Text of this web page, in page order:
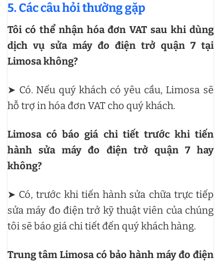
5. Các câu hỏi thường gặp
Tôi có thể nhận hóa đơn VAT sau khi dùng
dịch vụ sửa máy đo điện trở quận 7 tại
Limosa không?
➤ Có. Nếu quý khách có yêu cầu, Limosa sẽ
hỗ trợ in hóa đơn VAT cho quý khách.
Limosa có báo giá chi tiết trước khi tiến
hành sửa máy đo điện trở quận 7 hay
không?
➤ Có, trước khi tiến hành sửa chữa trực tiếp
sửa máy đo điện trở kỹ thuật viên của chúng
tôi sẽ báo giá chi tiết đến quý khách hàng.
Trung tâm Limosa có bảo hành máy đo điện